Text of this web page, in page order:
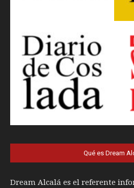
Qué es Dream
Dream Alcalá es el referente